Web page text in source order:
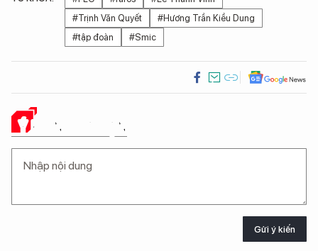
#Trịnh Văn Quyết
#Hương Trần Kiều Dung
#tập đoàn
#Smic
Ý KIẾN CỦA BẠN
Gửi ý kiến